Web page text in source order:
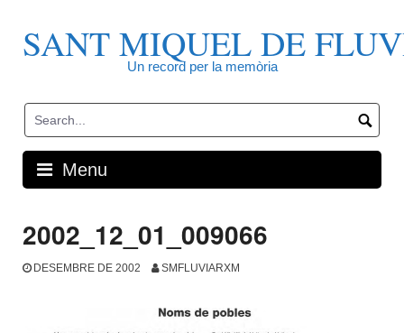
contentSANT MIQUEL DE
Un record per la memòria
Menu
2002_12_01_009066
DESEMBRE DE 2002 SMFLUVIARXM